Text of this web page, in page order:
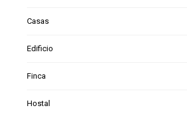
Casas
Edificio
Finca
Hostal